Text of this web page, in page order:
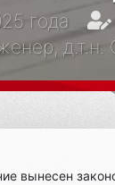
года
д.т.н.
вынесен